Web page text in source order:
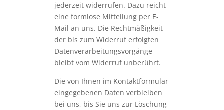
jederzeit widerrufen. Dazu reicht
eine formlose Mitteilung per E-
Mail an uns. Die Rechtmäßigkeit
der bis zum Widerruf erfolgten
Datenverarbeitungsvorgänge
bleibt vom Widerruf unberührt.
Die von Ihnen im Kontaktformular
eingegebenen Daten verbleiben
bei uns, bis Sie uns zur Löschung